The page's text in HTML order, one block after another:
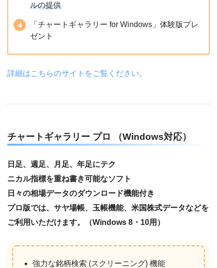
ルの提供
「チャートギャラリー for Windows」体験版プレ
ゼント
詳細はこちらのサイトをご覧ください。
チャートギャラリー プロ （Windows対応）
日足、週足、月足、年足にテク
ニカル指標を重ね書き可能なソフト
日々の相場データのダウンロード機能付き
プロ版では、サヤ場帳、玉帳機能、米国株式データなどを
ご利用いただけます。（Windows 8・10用）
強力な銘柄検索 (スクリーニング) 機能